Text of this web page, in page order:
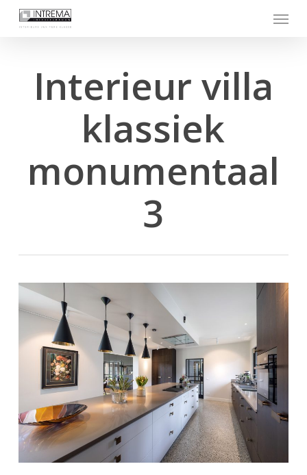
Menu
Interieur villa
klassiek
monumentaal
3